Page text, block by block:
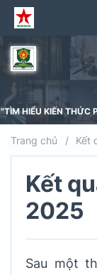
"TÌM HIỂU KIẾN THỨC
Trang chủ Kết
Kết
2025
Sau một